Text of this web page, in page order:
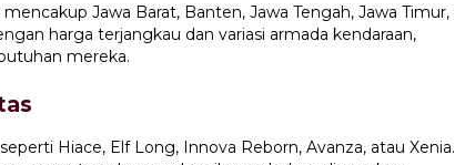
Jawa Barat, Banten, Jawa Tengah, Jawa Timur,
harga terjangkau dan variasi armada kendaraan,
mereka.
Hiace, Elf Long, Innova Reborn, Avanza, atau Xenia.